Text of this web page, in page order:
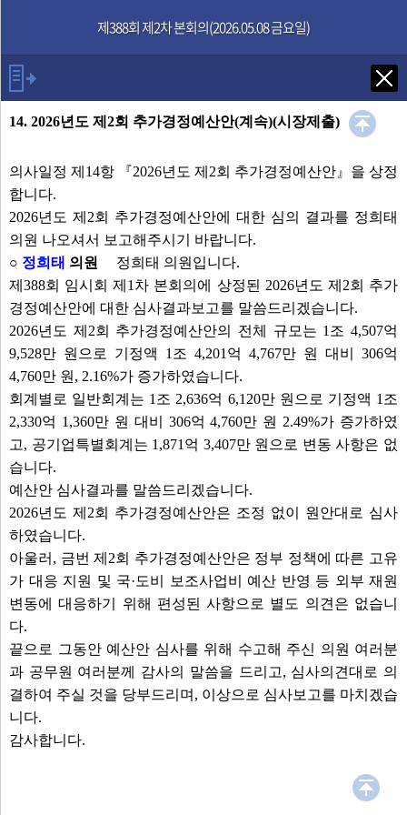
제388회 제2차 본회의(2026.05.08 금요일)
Tab키로 다음 검색
발언자
의장 윤창철
한상민 의원
김현수 의원
정희태 의원
발언보기 선택취소
안건
1. 공중케이블 정비 제도 개선 촉구건의안(한상민 의원 외 7명 의원)
2. 경원선 셔틀 전동열차 국비 지원 촉구건의안(김현수 의원 외 7명 의원)
3. 양주시 시험수당 지급 조례안(계속)(시장제출)
4. 양주시 각종 위원회 구성 및 운영에 관한 조례 일부개정조례안(계속)(시장제
5. 양주시 자치법규 일괄개정조례안(계속)(시장제출)
6. 양주시 시세 감면 조례 일부개정조례안(계속)(시장제출)
7. 양주시 고령운전자 교통사고 예방에 관한 조례 일부개정조례안(계속)(시장
8. 양주시 공공하수처리시설 주변 지역 지원에 관한 조례안(계속)(시장제출)
9. 양주시 도서관 운영 조례 일부개정조례안(계속)(시장제출)
11. 양주시 회천2동 다함께돌봄센터 민간위탁 및 재계약 동의안(계속)(시장제
12. 연료전지 발전시설 건립에 관한 영구시설물 축조 동의안(계속)(시장제출)
13. 2026년 제2차 수시분 공유재산 관리계획의 건(계속)(시장제출)
14. 2026년도 제2회 추가경정예산안(계속)(시장제출)
14. 2026년도 제2회 추가경정예산안(계속)(시장제출)
의사일정 제14항 『2026년도 제2회 추가경정예산안』을 상정
합니다.
2026년도 제2회 추가경정예산안에 대한 심의 결과를 정희태
의원 나오셔서 보고해주시기 바랍니다.
○ 정희태 의원
정희태 의원입니다.
제388회 임시회 제1차 본회의에 상정된 2026년도 제2회 추가
경정예산안에 대한 심사결과보고를 말씀드리겠습니다.
2026년도 제2회 추가경정예산안의 전체 규모는 1조 4,507억
9,528만 원으로 기정액 1조 4,201억 4,767만 원 대비 306억
4,760만 원, 2.16%가 증가하였습니다.
회계별로 일반회계는 1조 2,636억 6,120만 원으로 기정액 1조
2,330억 1,360만 원 대비 306억 4,760만 원 2.49%가 증가하였
고, 공기업특별회계는 1,871억 3,407만 원으로 변동 사항은 없
습니다.
예산안 심사결과를 말씀드리겠습니다.
2026년도 제2회 추가경정예산안은 조정 없이 원안대로 심사
하였습니다.
아울러, 금번 제2회 추가경정예산안은 정부 정책에 따른 고유
가 대응 지원 및 국·도비 보조사업비 예산 반영 등 외부 재원
변동에 대응하기 위해 편성된 사항으로 별도 의견은 없습니
다.
끝으로 그동안 예산안 심사를 위해 수고해 주신 의원 여러분
과 공무원 여러분께 감사의 말씀을 드리고, 심사의견대로 의
결하여 주실 것을 당부드리며, 이상으로 심사보고를 마치겠습
니다.
감사합니다.